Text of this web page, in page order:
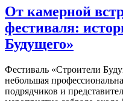
От камерной
фестиваля:
Будущего»
Фестиваль «Строители
небольшая
подрядчиков и